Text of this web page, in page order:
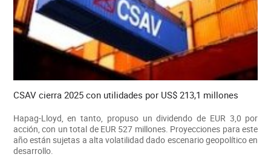
CSAV cierra 2025 con utilidades por US$ 213,1 millones
Hapag-Lloyd, en tanto, propuso un dividendo de EUR 3,0 por
acción, con un total de EUR 527 millones. Proyecciones para este
año están sujetas a alta volatilidad dado escenario geopolítico en
desarrollo.